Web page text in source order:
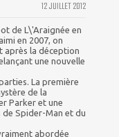
12 JUILLET 2012
de L\'Araignée en
en 2007, on
après la déception
une nouvelle
La première
de la
Parker et une
Spider-Man et du
abordée